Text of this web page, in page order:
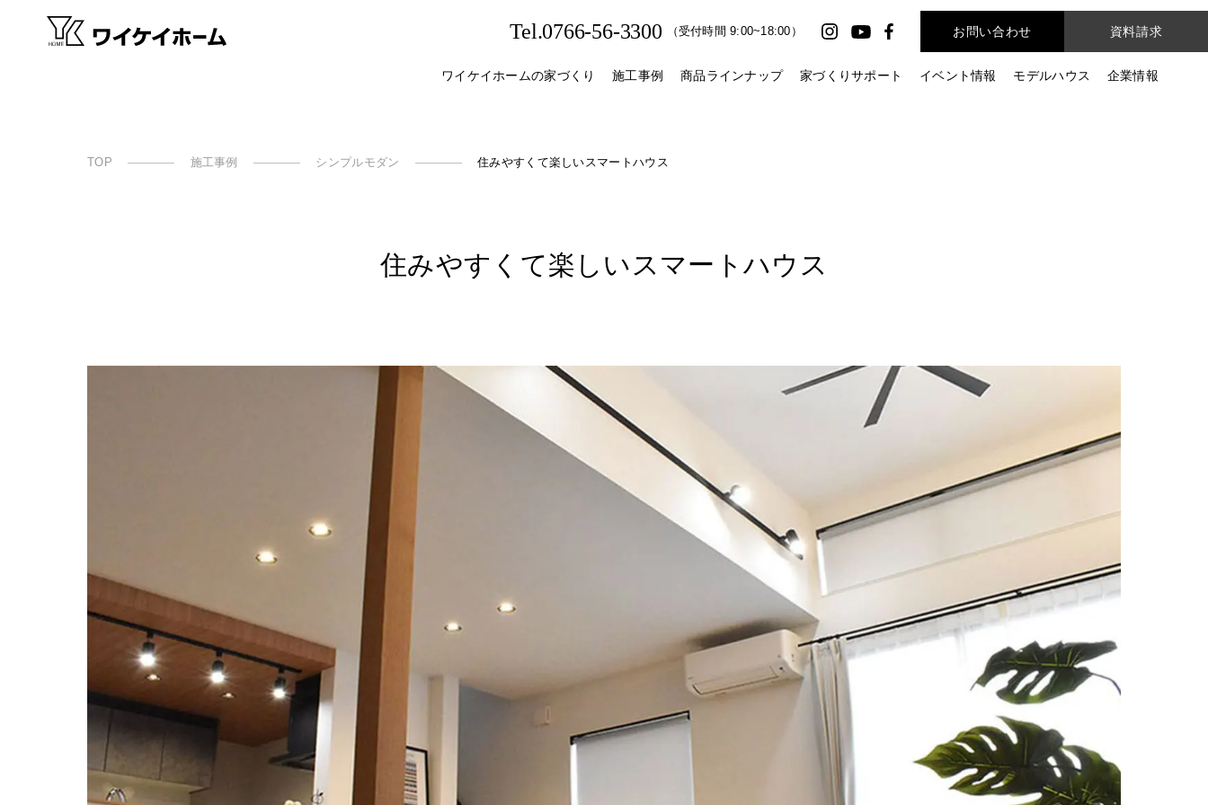
お問い合わせ 資料請求
Tel.0766-56-3300 （受付時間 9:00~18:00）
ワイケイホームの家づくり 施工事例 商品ラインナップ 家づくりサポート イベント情報 モデルハウス 企業情報
TOP 施工事例 シンプルモダン 住みやすくて楽しいスマートハウス
住みやすくて​楽しい​スマートハウス